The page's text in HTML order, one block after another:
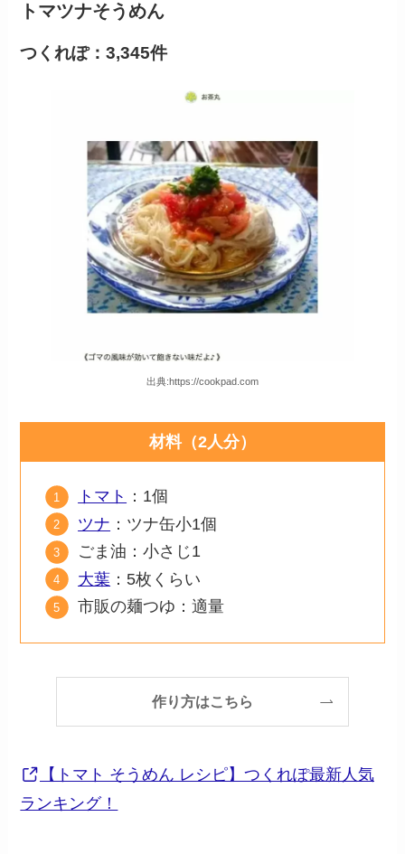
トマツナそうめん
つくれぽ：3,345件
出典:https://cookpad.com
材料（2人分）
トマト ：1個
ツナ ：ツナ缶小1個
ごま油：小さじ1
大葉 ：5枚くらい
市販の麺つゆ：適量
作り方はこちら
【トマト そうめん レシピ】つくれぽ最新人気
ランキング！